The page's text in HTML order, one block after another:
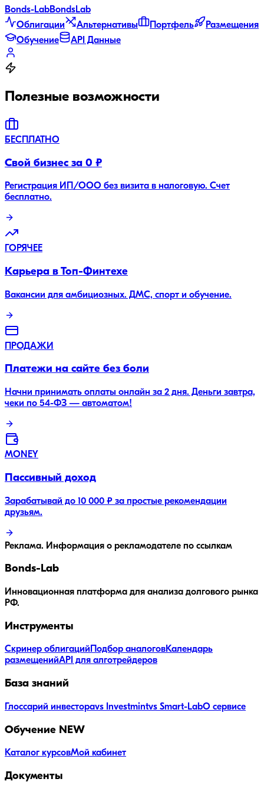
Bonds-LabBondsLab
Облигации
Альтернативы Портфель
Размещения
Обучение
API Данные
Полезные возможности
БЕСПЛАТНО
Свой бизнес за 0 ₽
Регистрация ИП/ООО без визита в налоговую. Счет
бесплатно.
ГОРЯЧЕЕ
Карьера в Топ-Финтехе
Вакансии для амбициозных. ДМС, спорт и обучение.
ПРОДАЖИ
Платежи на сайте без боли
Начни принимать оплаты онлайн за 2 дня. Деньги завтра,
чеки по 54-ФЗ — автоматом!
MONEY
Пассивный доход
Зарабатывай до 10 000 ₽ за простые рекомендации
друзьям.
Реклама. Информация о рекламодателе по ссылкам
Bonds-Lab
Инновационная платформа для анализа долгового рынка
РФ.
Инструменты
Скринер облигацийПодбор аналоговКалендарь
размещенийAPI для алготрейдеров
База знаний
Глоссарий инвестораvs Investmintvs Smart-LabО сервисе
Обучение NEW
Каталог курсовМой кабинет
Документы